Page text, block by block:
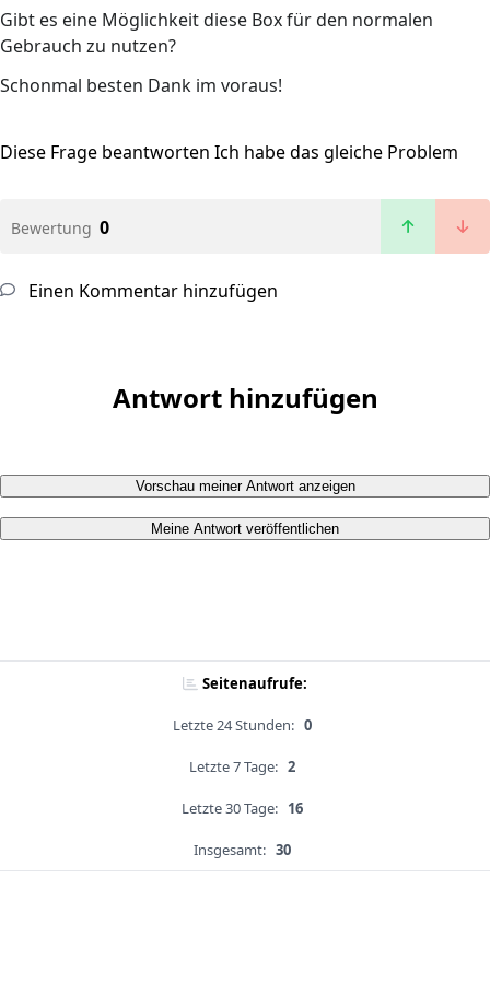
Gibt es eine Möglichkeit diese Box für den normalen
Gebrauch zu nutzen?
Schonmal besten Dank im voraus!
Diese Frage beantworten Ich habe das gleiche Problem
Bewertung 0
Einen Kommentar hinzufügen
Antwort hinzufügen
Vorschau meiner Antwort anzeigen
Meine Antwort veröffentlichen
Seitenaufrufe:
Letzte 24 Stunden: 0
Letzte 7 Tage: 2
Letzte 30 Tage: 16
Insgesamt: 30